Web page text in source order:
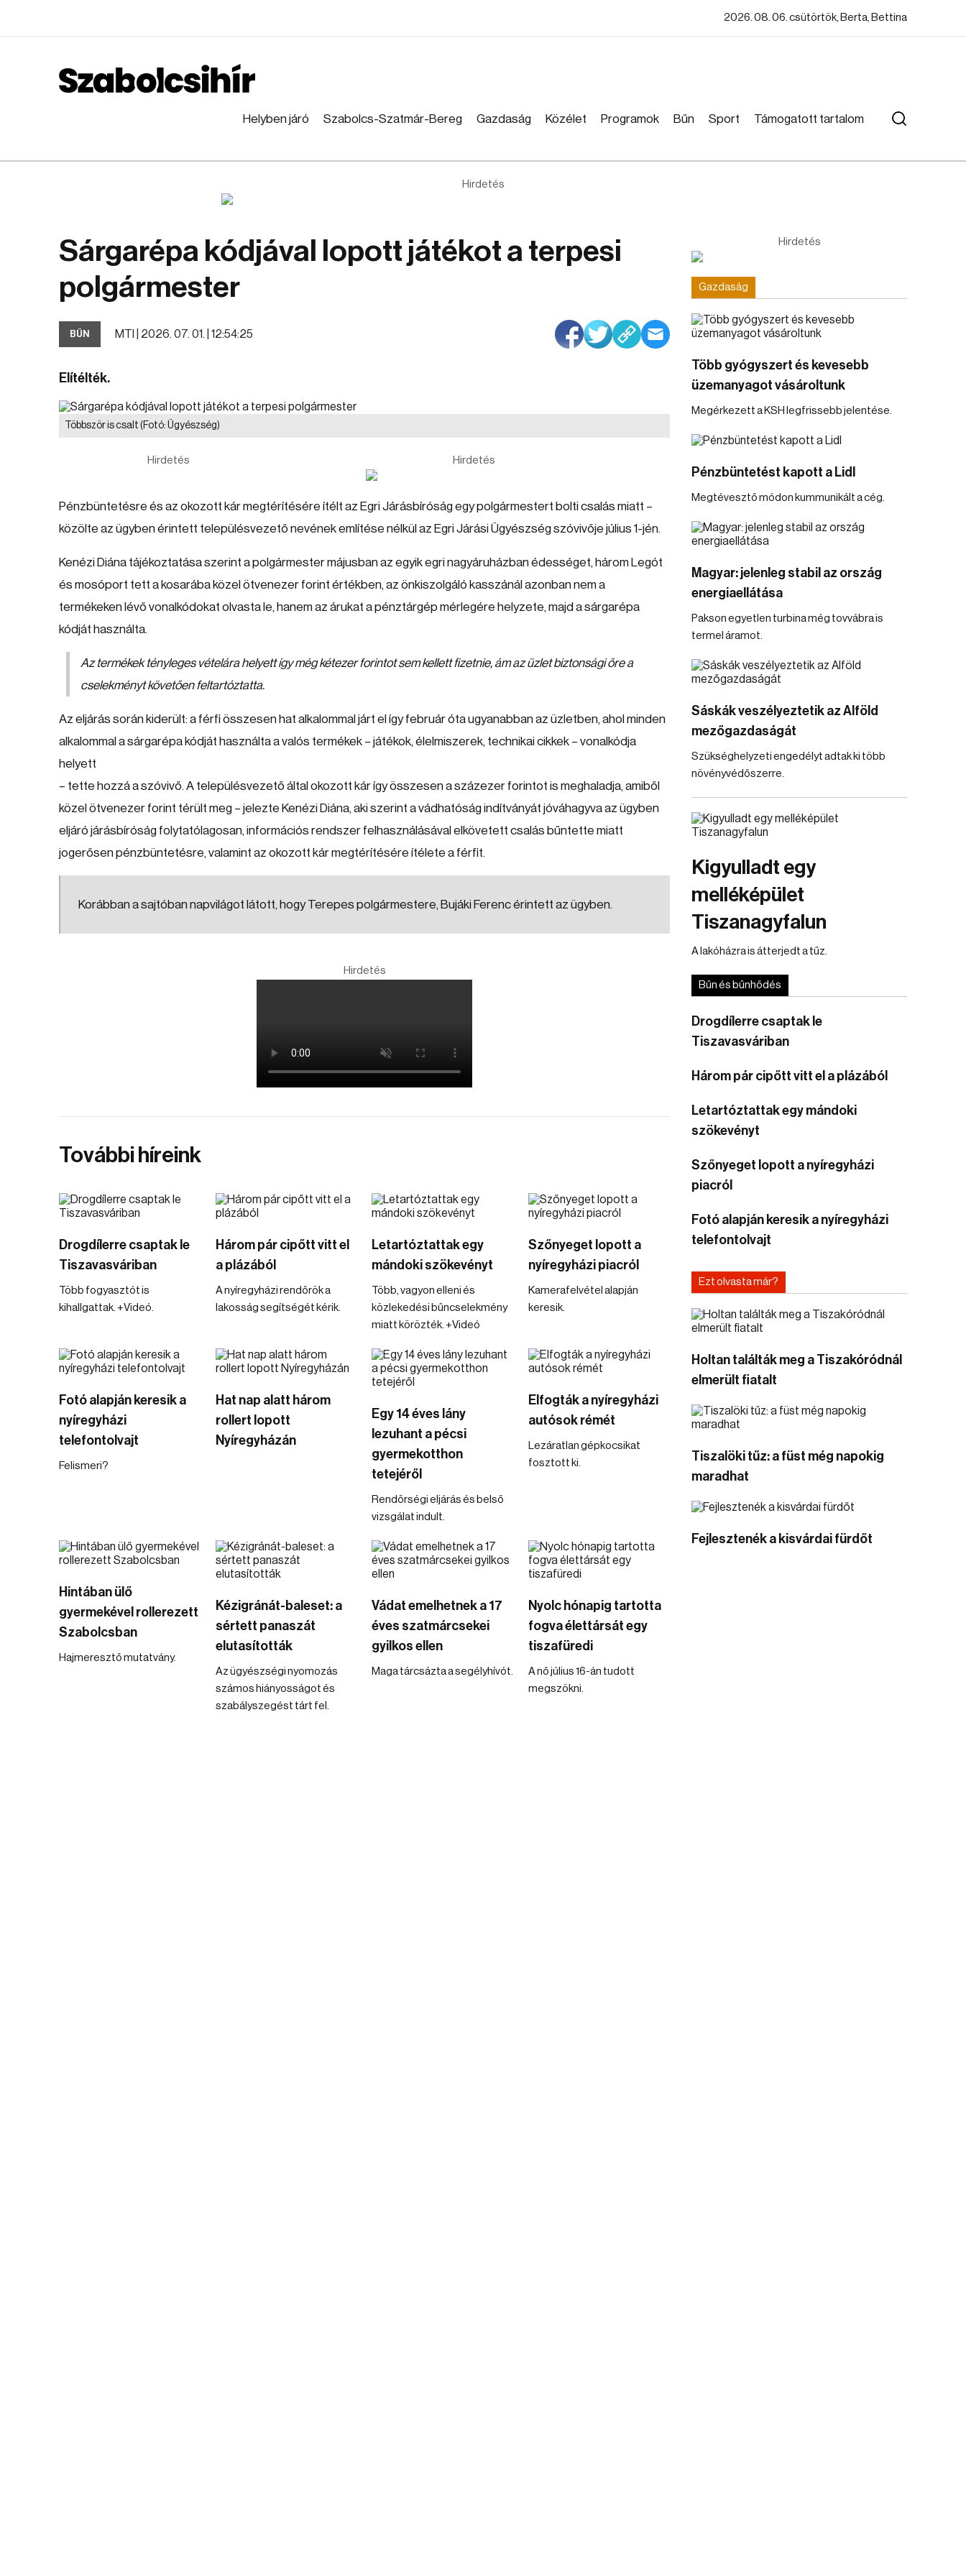
2026. 08. 06. csütörtök, Berta, Bettina
Helyben járó Szabolcs-Szatmár-Bereg Gazdaság Közélet Programok Bűn Sport Támogatott tartalom
Hirdetés
Sárgarépa kódjával lopott játékot a terpesi
polgármester
BŰN MTI | 2026. 07. 01. | 12:54:25
Elítélték.
Többször is csalt (Fotó: Ügyészség)
Hirdetés Hirdetés
Pénzbüntetésre és az okozott kár megtérítésére ítélt az Egri Járásbíróság egy polgármestert bolti csalás miatt –
közölte az ügyben érintett településvezető nevének említése nélkül az Egri Járási Ügyészség szóvivője július 1-jén.
Kenézi Diána tájékoztatása szerint a polgármester májusban az egyik egri nagyáruházban édességet, három Legót
és mosóport tett a kosarába közel ötvenezer forint értékben, az önkiszolgáló kasszánál azonban nem a
termékeken lévő vonalkódokat olvasta le, hanem az árukat a pénztárgép mérlegére helyzete, majd a sárgarépa
kódját használta.
Az termékek tényleges vételára helyett így még kétezer forintot sem kellett fizetnie, ám az üzlet biztonsági őre a
cselekményt követően feltartóztatta.
Az eljárás során kiderült: a férfi összesen hat alkalommal járt el így február óta ugyanabban az üzletben, ahol minden
alkalommal a sárgarépa kódját használta a valós termékek – játékok, élelmiszerek, technikai cikkek – vonalkódja
helyett
– tette hozzá a szóvivő. A településvezető által okozott kár így összesen a százezer forintot is meghaladja, amiből
közel ötvenezer forint térült meg – jelezte Kenézi Diána, aki szerint a vádhatóság indítványát jóváhagyva az ügyben
eljáró járásbíróság folytatólagosan, információs rendszer felhasználásával elkövetett csalás bűntette miatt
jogerősen pénzbüntetésre, valamint az okozott kár megtérítésére ítélete a férfit.
Korábban a sajtóban napvilágot látott, hogy Terepes polgármestere, Bujáki Ferenc érintett az ügyben.
Hirdetés
További híreink
Drogdílerre csaptak le
Tiszavasváriban
Több fogyasztót is
kihallgattak. +Videó.
Három pár cipőtt vitt el
a plázából
A nyíregyházi rendőrök a
lakosság segítségét kérik.
Letartóztattak egy
mándoki szökevényt
Több, vagyon elleni és
közlekedési bűncselekmény
miatt körözték. +Videó
Szőnyeget lopott a
nyíregyházi piacról
Kamerafelvétel alapján
keresik.
Fotó alapján keresik a
nyíregyházi
telefontolvajt
Felismeri?
Hat nap alatt három
rollert lopott
Nyíregyházán
Egy 14 éves lány
lezuhant a pécsi
gyermekotthon
tetejéről
Rendőrségi eljárás és belső
vizsgálat indult.
Elfogták a nyíregyházi
autósok rémét
Lezáratlan gépkocsikat
fosztott ki.
Hintában ülő
gyermekével rollerezett
Szabolcsban
Hajmeresztő mutatvány.
Kézigránát-baleset: a
sértett panaszát
elutasították
Az ügyészségi nyomozás
számos hiányosságot és
szabályszegést tárt fel.
Vádat emelhetnek a 17
éves szatmárcsekei
gyilkos ellen
Maga tárcsázta a segélyhívót.
Nyolc hónapig tartotta
fogva élettársát egy
tiszafüredi
A nő július 16-án tudott
megszökni.
Hirdetés
Gazdaság
Több gyógyszert és kevesebb
üzemanyagot vásároltunk
Megérkezett a KSH legfrissebb jelentése.
Pénzbüntetést kapott a Lidl
Megtévesztő módon kummunikált a cég.
Magyar: jelenleg stabil az ország
energiaellátása
Pakson egyetlen turbina még tovvábra is
termel áramot.
Sáskák veszélyeztetik az Alföld
mezőgazdaságát
Szükséghelyzeti engedélyt adtak ki több
növényvédőszerre.
Kigyulladt egy
melléképület
Tiszanagyfalun
A lakóházra is átterjedt a tűz.
Bűn és bűnhődés
Drogdílerre csaptak le
Tiszavasváriban
Három pár cipőtt vitt el a plázából
Letartóztattak egy mándoki
szökevényt
Szőnyeget lopott a nyíregyházi
piacról
Fotó alapján keresik a nyíregyházi
telefontolvajt
Ezt olvasta már?
Holtan találták meg a Tiszakóródnál
elmerült fiatalt
Tiszalöki tűz: a füst még napokig
maradhat
Fejlesztenék a kisvárdai fürdőt